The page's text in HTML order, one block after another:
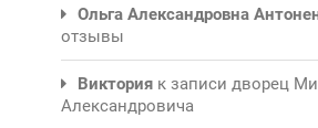
Ольга Александровна
отзывы
Виктория к записи дворец
Александровича